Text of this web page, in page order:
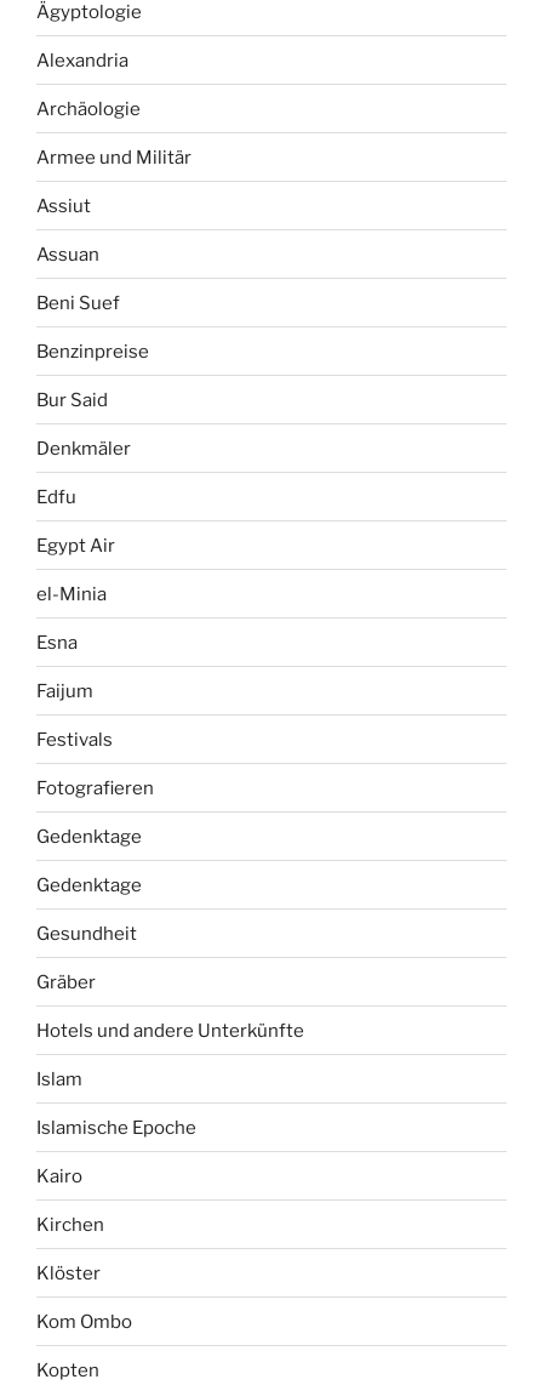
Ägyptologie
Alexandria
Archäologie
Armee und Militär
Assiut
Assuan
Beni Suef
Benzinpreise
Bur Said
Denkmäler
Edfu
Egypt Air
el-Minia
Esna
Faijum
Festivals
Fotografieren
Gedenktage
Gedenktage
Gesundheit
Gräber
Hotels und andere Unterkünfte
Islam
Islamische Epoche
Kairo
Kirchen
Klöster
Kom Ombo
Kopten